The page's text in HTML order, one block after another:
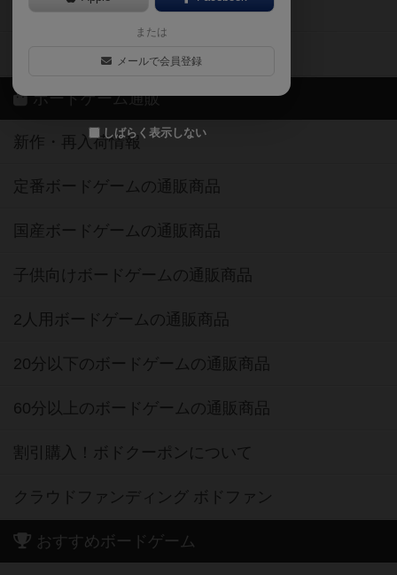
または
メールで会員登録
しばらく表示しない
ボードゲーム業界コラム
ボドゲーマご利用案内
ボードゲーム通販
新作・再入荷情報
定番ボードゲームの通販商品
国産ボードゲームの通販商品
子供向けボードゲームの通販商品
2人用ボードゲームの通販商品
20分以下のボードゲームの通販商品
60分以上のボードゲームの通販商品
割引購入！ボドクーポンについて
クラウドファンディング ボドファン
おすすめボードゲーム